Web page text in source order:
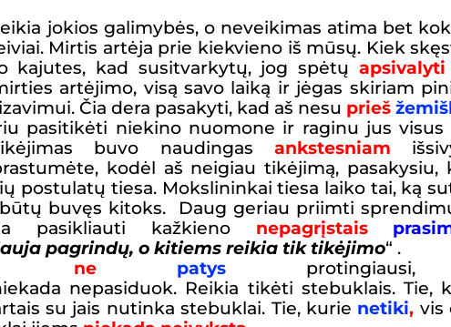
jokios galimybės, o neveikimas atima bet
Mirtis artėja prie kiekvieno iš mūsų. Kiek
kajutes, kad susitvarkytų, jog spėtų apsivalyti
artėjimo, visą savo laiką ir jėgas skiriam
Čia dera pasakyti, kad aš nesu prieš
pasitikėti niekino nuomone ir raginu jus visus
buvo naudingas
ankstesniam
kodėl aš neigiau tikėjimą, pasakysiu,
postulatų tiesa. Mokslininkai tiesa laiko tai, ką
buvęs kitoks.
Daug geriau priimti
pasikliauti kažkieno nepagrįstais
pagrindų, o kitiems reikia tik tikėjimo“ .
ne patys protingiausi,
nepasiduok. Reikia tikėti stebuklais. Tie,
su jais nutinka stebuklai. Tie, kurie netiki, vis